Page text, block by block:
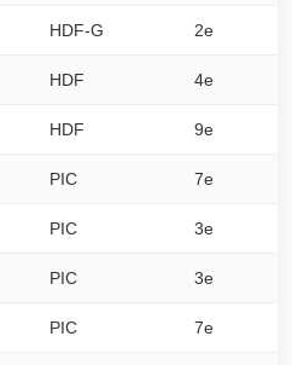
HDF-G 2e
HDF 4e
HDF 9e
PIC 7e
PIC 3e
PIC 3e
PIC 7e